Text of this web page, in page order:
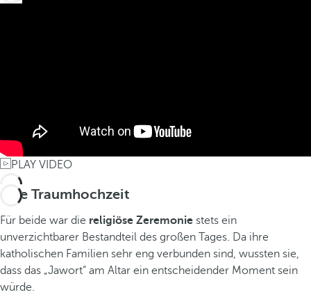
PLAY VIDEO
Eine Traumhochzeit
Für beide war die religiöse Zeremonie stets ein
unverzichtbarer Bestandteil des großen Tages. Da ihre
katholischen Familien sehr eng verbunden sind, wussten sie,
dass das „Jawort“ am Altar ein entscheidender Moment sein
würde.